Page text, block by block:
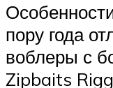
пору года
воблеры с
Zipbaits